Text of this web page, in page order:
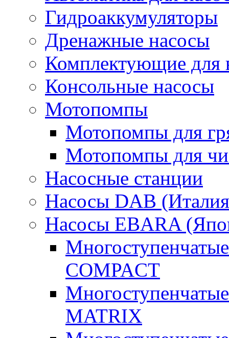
Гидроаккумуляторы
Дренажные насосы
Комплектующие для
Консольные насосы
Мотопомпы
Мотопомпы для
Мотопомпы для
Насосные станции
Насосы DAB
Насосы EBARA
COMPACT
MATRIX